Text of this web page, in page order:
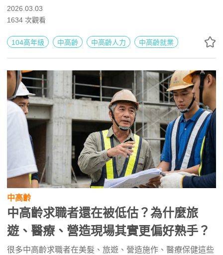
續上升，世代共融不再是選擇題，而是經營策略。本篇帶你
深入解析全漢企業如何打造全齡共融職場，從孝親假、回聘
輯與管理思維。
2026.03.03
1634 次觀看
104高年級 中高齡 中高齡人力 中高齡就業
中高齡
中高齡求職者還在被低估？為什麼旅
遊、醫療、營造現場其實更偏好熟手？
很多中高齡求職者在美髮、旅遊、營造施作、醫療保健這些